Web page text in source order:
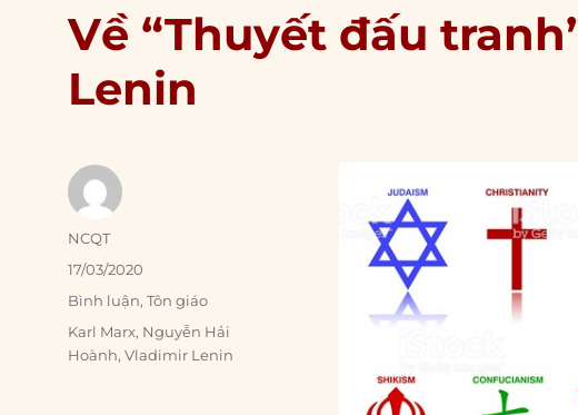
Về “Thuyết đấu
Lenin
Author
NCQT
Posted
on
17/03/2020
Categories
Bình luận,Tôn giáo
Tags
Karl Marx, Nguyễn Hải
Hoành,Vladimir Lenin